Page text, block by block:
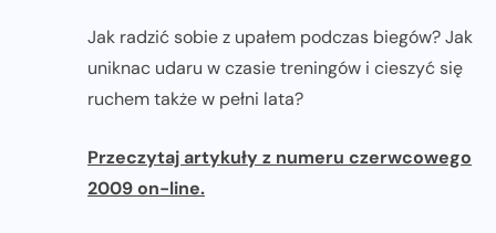
Jak radzić sobie z upałem podczas biegów? Jak
uniknac udaru w czasie treningów i cieszyć się
ruchem także w pełni lata?
Przeczytaj artykuły z numeru czerwcowego
2009 on-line.